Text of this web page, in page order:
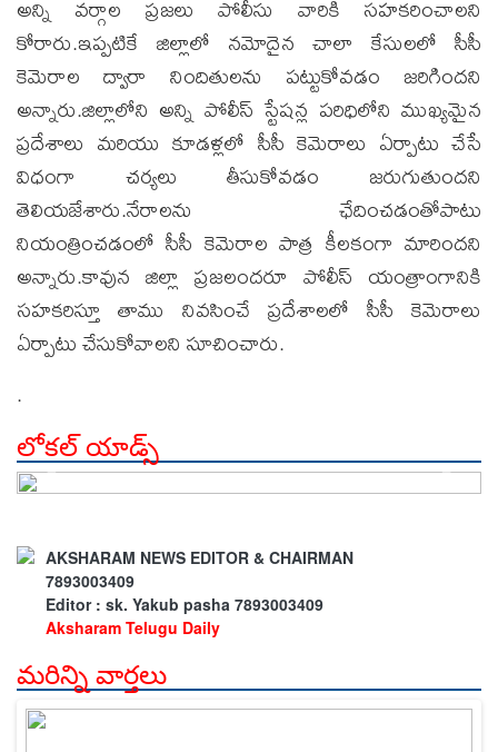
అన్ని వర్గాల ప్రజలు పోలీసు వారికి సహకరించాలని
కోరారు.ఇప్పటికే జిల్లాలో నమోదైన చాలా కేసులలో సీసీ
కెమెరాల ద్వారా నిందితులను పట్టుకోవడం జరిగిందని
అన్నారు.జిల్లాలోని అన్ని పోలీస్ స్టేషన్ల పరిధిలోని ముఖ్యమైన
ప్రదేశాలు మరియు కూడళ్లలో సీసీ కెమెరాలు ఏర్పాటు చేసే
విధంగా చర్యలు తీసుకోవడం జరుగుతుందని
తెలియజేశారు.నేరాలను ఛేదించడంతోపాటు
నియంత్రించడంలో సీసీ కెమెరాల పాత్ర కీలకంగా మారిందని
అన్నారు.కావున జిల్లా ప్రజలందరూ పోలీస్ యంత్రాంగానికి
సహకరిస్తూ తాము నివసించే ప్రదేశాలలో సీసీ కెమెరాలు
ఏర్పాటు చేసుకోవాలని సూచించారు.
.
లోకల్ యాడ్స్
AKSHARAM NEWS EDITOR & CHAIRMAN
7893003409
Editor : sk. Yakub pasha 7893003409
Aksharam Telugu Daily
మరిన్ని వార్తలు